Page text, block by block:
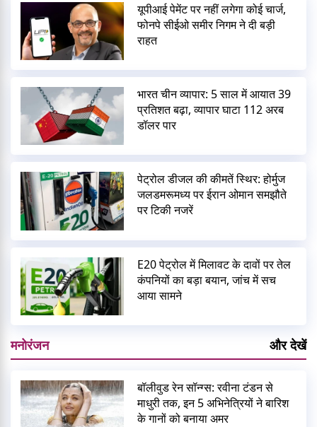
यूपीआई पेमेंट पर नहीं लगेगा कोई चार्ज,
फोनपे सीईओ समीर निगम ने दी बड़ी
राहत
भारत चीन व्यापार: 5 साल में आयात 39
प्रतिशत बढ़ा, व्यापार घाटा 112 अरब
डॉलर पार
पेट्रोल डीजल की कीमतें स्थिर: होर्मुज
जलडमरूमध्य पर ईरान ओमान समझौते
पर टिकी नजरें
E20 पेट्रोल में मिलावट के दावों पर तेल
कंपनियों का बड़ा बयान, जांच में सच
आया सामने
मनोरंजन और देखें
बॉलीवुड रेन सॉन्ग्स: रवीना टंडन से
माधुरी तक, इन 5 अभिनेत्रियों ने बारिश
के गानों को बनाया अमर